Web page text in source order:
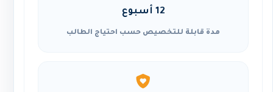
12 أسبوع
مدة قابلة للتخصيص حسب احتياج الطالب